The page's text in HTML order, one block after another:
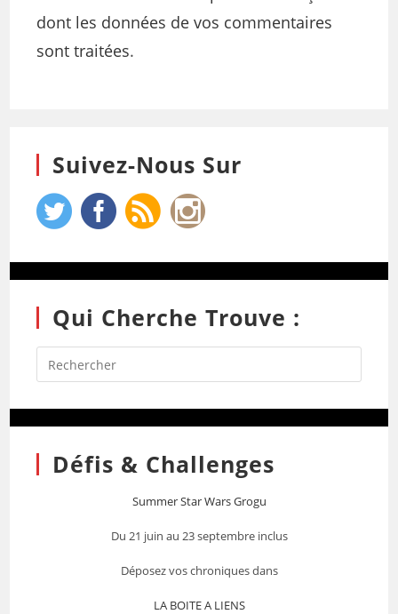
dont les données de vos commentaires
sont traitées.
Suivez-Nous Sur
Qui Cherche Trouve :
Défis & Challenges
Summer Star Wars Grogu
Du 21 juin au 23 septembre inclus
Déposez vos chroniques dans
LA BOITE A LIENS